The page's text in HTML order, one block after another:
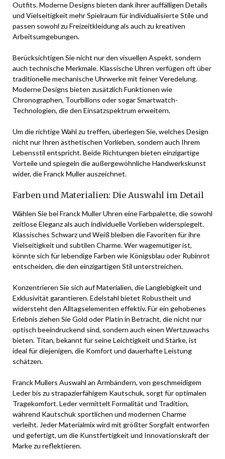
Outfits. Moderne Designs bieten dank ihrer auffälligen Details
und Vielseitigkeit mehr Spielraum für individualisierte Stile und
passen sowohl zu Freizeitkleidung als auch zu kreativen
Arbeitsumgebungen.
Berücksichtigen Sie nicht nur den visuellen Aspekt, sondern
auch technische Merkmale. Klassische Uhren verfügen oft über
traditionelle mechanische Uhrwerke mit feiner Veredelung.
Moderne Designs bieten zusätzlich Funktionen wie
Chronographen, Tourbillons oder sogar Smartwatch-
Technologien, die den Einsatzspektrum erweitern.
Um die richtige Wahl zu treffen, überlegen Sie, welches Design
nicht nur Ihren ästhetischen Vorlieben, sondern auch Ihrem
Lebensstil entspricht. Beide Richtungen bieten einzigartige
Vorteile und spiegeln die außergewöhnliche Handwerkskunst
wider, die Franck Muller auszeichnet.
Farben und Materialien: Die Auswahl im Detail
Wählen Sie bei Franck Muller Uhren eine Farbpalette, die sowohl
zeitlose Eleganz als auch individuelle Vorlieben widerspiegelt.
Klassisches Schwarz und Weiß bleiben die Favoriten für ihre
Vielseitigkeit und subtilen Charme. Wer wagemutiger ist,
könnte sich für lebendige Farben wie Königsblau oder Rubinrot
entscheiden, die den einzigartigen Stil unterstreichen.
Konzentrieren Sie sich auf Materialien, die Langlebigkeit und
Exklusivität garantieren. Edelstahl bietet Robustheit und
widersteht den Alltagselementen effektiv. Für ein gehobenes
Erlebnis ziehen Sie Gold oder Platin in Betracht, die nicht nur
optisch beeindruckend sind, sondern auch einen Wertzuwachs
bieten. Titan, bekannt für seine Leichtigkeit und Stärke, ist
ideal für diejenigen, die Komfort und dauerhafte Leistung
schätzen.
Franck Mullers Auswahl an Armbändern, von geschmeidigem
Leder bis zu strapazierfähigem Kautschuk, sorgt für optimalen
Tragekomfort. Leder vermittelt Formalität und Tradition,
während Kautschuk sportlichen und modernen Charme
verleiht. Jeder Materialmix wird mit größter Sorgfalt entworfen
und gefertigt, um die Kunstfertigkeit und Innovationskraft der
Marke zu reflektieren.